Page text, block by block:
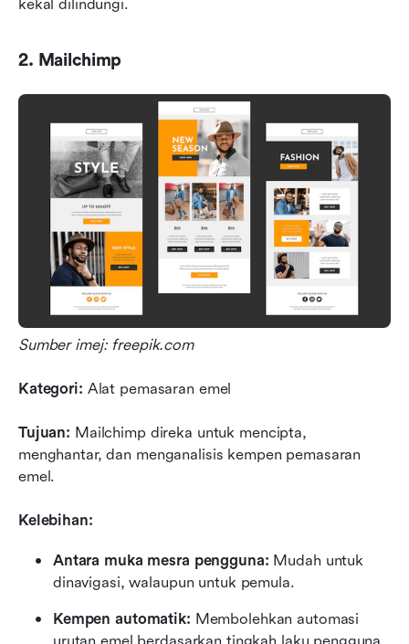
kekal dilindungi.
2. Mailchimp
Sumber imej: freepik.com
Kategori: Alat pemasaran emel
Tujuan: Mailchimp direka untuk mencipta,
menghantar, dan menganalisis kempen pemasaran
emel.
Kelebihan:
Antara muka mesra pengguna: Mudah untuk
dinavigasi, walaupun untuk pemula.
Kempen automatik: Membolehkan automasi
urutan emel berdasarkan tingkah laku pengguna.